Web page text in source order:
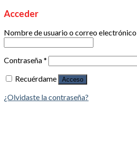
Acceder
Nombre de usuario o correo electrónico
Contraseña*
Recuérdame
Acceso
¿Olvidaste la contraseña?